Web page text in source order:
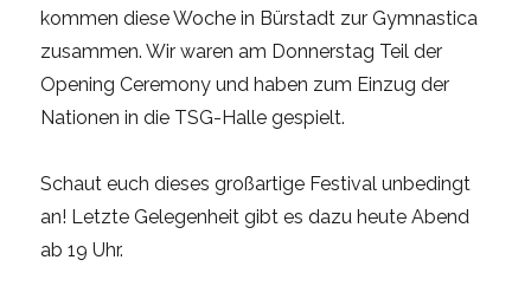
kommen diese Woche in Bürstadt zur Gymnastica
zusammen. Wir waren am Donnerstag Teil der
Opening Ceremony und haben zum Einzug der
Nationen in die TSG-Halle gespielt.
Schaut euch dieses großartige Festival unbedingt
an! Letzte Gelegenheit gibt es dazu heute Abend
ab 19 Uhr.